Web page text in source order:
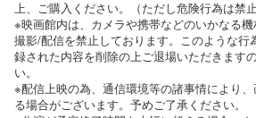
上、ご購入ください。（ただし危険行為は禁
※映画館内は、カメラや携帯などのいかなる
撮影/配信を禁止しております。このような行
録された内容を削除の上ご退場いただきます
い。
※配信上映の為、通信環境等の諸事情により
る場合がございます。予めご了承ください。